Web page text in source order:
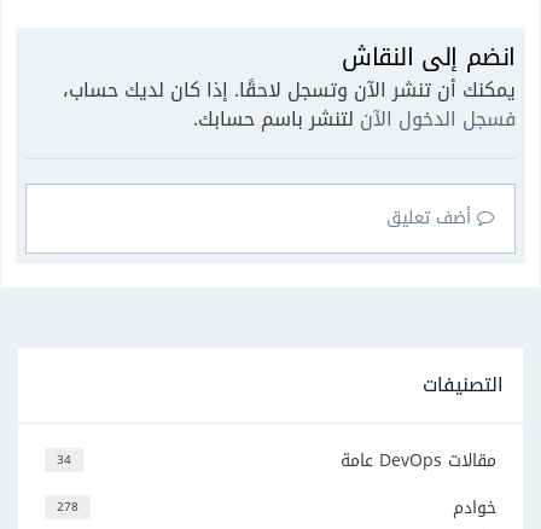
انضم إلى النقاش
يمكنك أن تنشر الآن وتسجل لاحقًا. إذا كان لديك حساب،
فسجل الدخول الآن لتنشر باسم حسابك.
أضف تعليق
التصنيفات
34 مقالات DevOps عامة
278 خوادم